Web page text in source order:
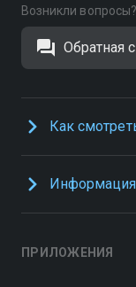
Возникли вопросы?
Обратная
Как
Информация
ПРИЛОЖЕНИЯ